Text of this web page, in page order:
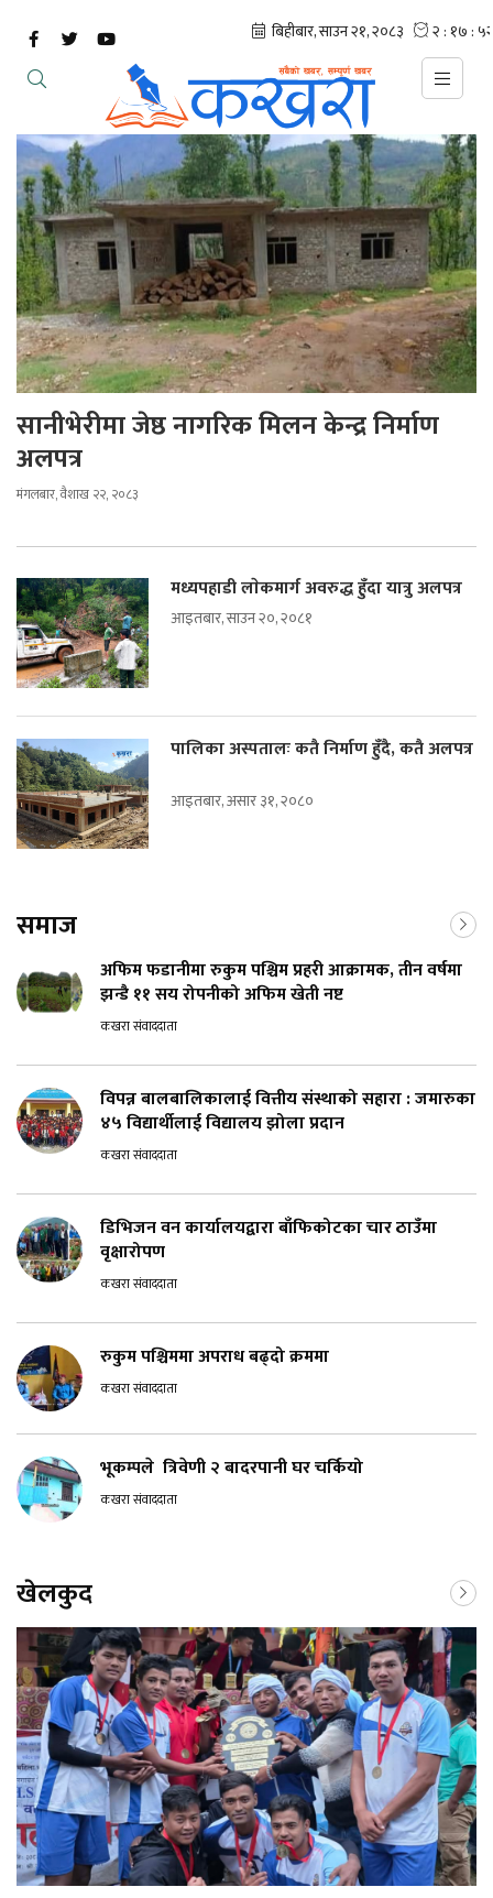
सानीभेरीमा जेष्ठ नागरिक मिलन केन्द्र निर्माण
अलपत्र
मंगलबार, वैशाख २२, २०८३
मध्यपहाडी लाेकमार्ग अवरुद्ध हुँदा यात्रु अलपत्र
आइतबार, साउन २०, २०८१
पालिका अस्पतालः कतै निर्माण हुँदै, कतै अलपत्र
आइतबार, असार ३१, २०८०
समाज
अफिम फडानीमा रुकुम पश्चिम प्रहरी आक्रामक, तीन वर्षमा
झन्डै ११ सय रोपनीको अफिम खेती नष्ट
कखरा संवाददाता
विपन्न बालबालिकालाई वित्तीय संस्थाको सहारा : जमारुका
४५ विद्यार्थीलाई विद्यालय झोला प्रदान
कखरा संवाददाता
डिभिजन वन कार्यालयद्वारा बाँफिकोटका चार ठाउँमा
वृक्षारोपण
कखरा संवाददाता
रुकुम पश्चिममा अपराध बढ्दो क्रममा
कखरा संवाददाता
भूकम्पले त्रिवेणी २ बादरपानी घर चर्कियो
कखरा संवाददाता
खेलकुद